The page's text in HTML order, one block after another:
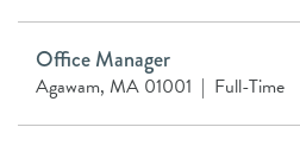
Office Manager
Agawam, MA 01001 | Full-Time